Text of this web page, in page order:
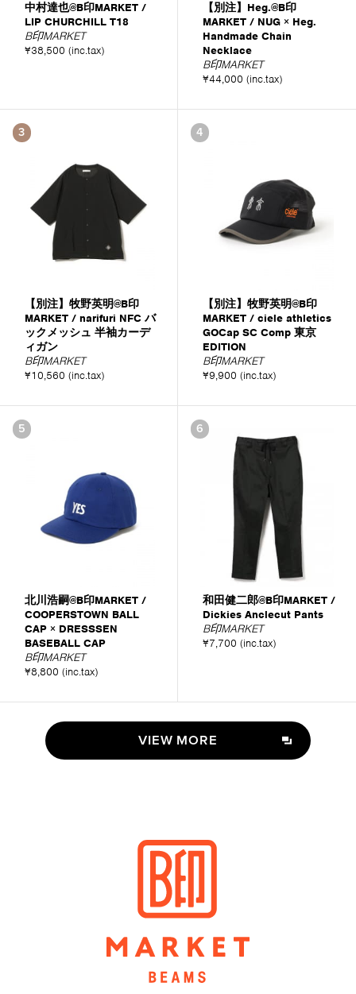
中村達也@B印MARKET /
LIP CHURCHILL T18
B印MARKET
¥38,500 (inc.tax)
【別注】Heg.@B印
MARKET / NUG × Heg.
Handmade Chain
Necklace
B印MARKET
¥44,000 (inc.tax)
3
【別注】牧野英明@B印
MARKET / narifuri NFC バ
ックメッシュ 半袖カーデ
ィガン
B印MARKET
¥10,560 (inc.tax)
4
【別注】牧野英明@B印
MARKET / ciele athletics
GOCap SC Comp 東京
EDITION
B印MARKET
¥9,900 (inc.tax)
5
北川浩嗣@B印MARKET /
COOPERSTOWN BALL
CAP × DRESSSEN
BASEBALL CAP
B印MARKET
¥8,800 (inc.tax)
6
和田健二郎@B印MARKET /
Dickies Anclecut Pants
B印MARKET
¥7,700 (inc.tax)
VIEW MORE